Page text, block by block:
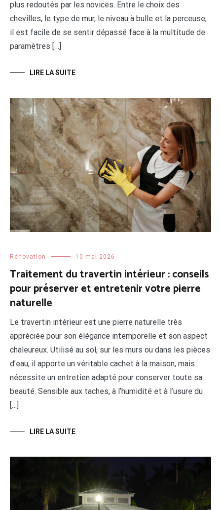
plus redoutés par les novices. Entre le choix des
chevilles, le type de mur, le niveau à bulle et la perceuse,
il est facile de se sentir dépassé face à la multitude de
paramètres […]
LIRE LA SUITE
Rénovation 10 mai 2026
Traitement du travertin intérieur : conseils
pour préserver et entretenir votre pierre
naturelle
Le travertin intérieur est une pierre naturelle très
appréciée pour son élégance intemporelle et son aspect
chaleureux. Utilisé au sol, sur les murs ou dans les pièces
d’eau, il apporte un véritable cachet à la maison, mais
nécessite un entretien adapté pour conserver toute sa
beauté. Sensible aux taches, à l’humidité et à l’usure du
[…]
LIRE LA SUITE